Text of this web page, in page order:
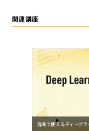
関連講座
現場で使えるディープ